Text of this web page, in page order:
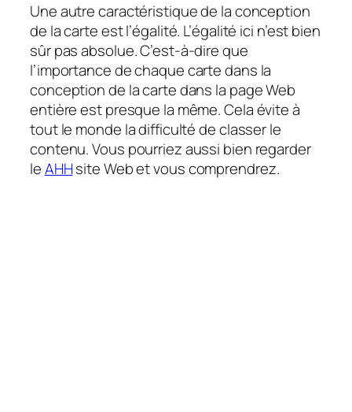
Une autre caractéristique de la conception
de la carte est l’égalité. L’égalité ici n’est bien
sûr pas absolue. C’est-à-dire que
l’importance de chaque carte dans la
conception de la carte dans la page Web
entière est presque la même. Cela évite à
tout le monde la difficulté de classer le
contenu. Vous pourriez aussi bien regarder
leAHHsite Web et vous comprendrez.